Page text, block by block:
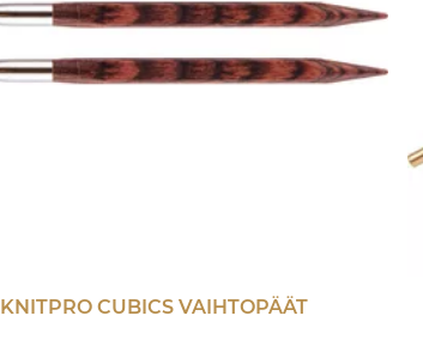
KNITPRO CUBICS VAIHTOPÄÄT